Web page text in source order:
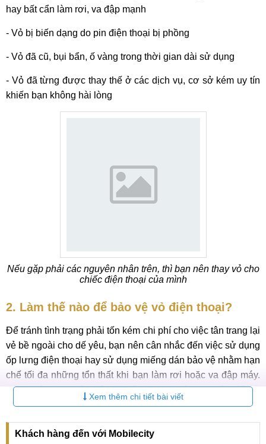
hay bất cẩn làm rơi, va đập mạnh
- Vỏ bị biến dạng do pin điện thoại bị phồng
- Vỏ đã cũ, bụi bẩn, ố vàng trong thời gian dài sử dụng
- Vỏ đã từng được thay thế ở các dịch vụ, cơ sở kém uy tín
khiến bạn không hài lòng
Nếu gặp phải các nguyên nhân trên, thì bạn nên thay vỏ cho
chiếc điện thoại của mình
2. Làm thế nào để bảo vệ vỏ điện thoại?
Để tránh tình trạng phải tốn kém chi phí cho việc tân trang lại
vẻ bề ngoài cho dế yêu, bạn nên cân nhắc đến việc sử dụng
ốp lưng điện thoại hay sử dụng miếng dán bảo vệ nhằm hạn
chế tối đa những tổn thất khi bạn làm rơi hoặc va đập máy.
Tuy nhiên, bạn cần vệ sinh ốp lưng thường xuyên để sử
dụng được lâu, bảo vệ được lớp vỏ máy một cách tốt nhất.
để điện thoại chung với những đồ vật sắc nhọn, tránh việc
Xem thêm chi tiết bài viết
Khách hàng đến với Mobilecity